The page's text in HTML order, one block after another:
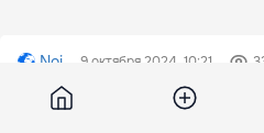
Noi 9 октября 2024, 10:21
В связи с